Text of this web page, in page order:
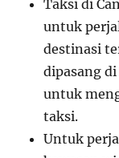
Taksi di
untuk
destinasi
dipasang
untuk
taksi.
Untuk